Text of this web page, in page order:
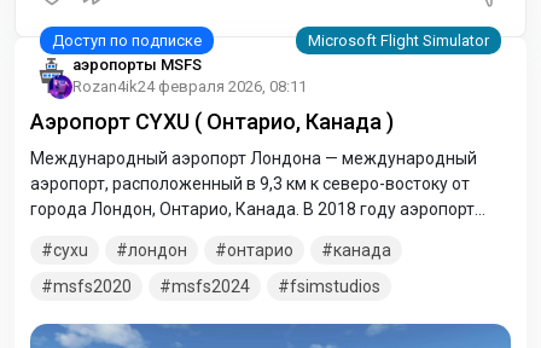
аэропорты MSFS
Rozan4ik24 февраля 2026, 08:11
Аэропорт CYXU ( Онтарио, Канада )
Международный аэропорт Лондона — международный
аэропорт, расположенный в 9,3 км к северо-востоку от
города Лондон, Онтарио, Канада. В 2018 году аэропорт
загруженности в Канаде по количеству принятых
воздушных судов
cyxu лондон онтарио
канада
msfs2020
msfs2024 fsimstudios